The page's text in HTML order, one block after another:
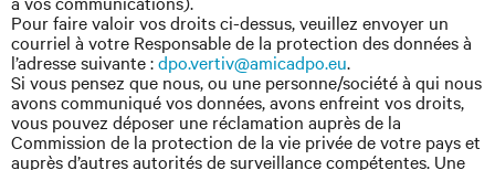
Pour faire valoir vos droits ci-dessus, veuillez envoyer un
courriel à votre Responsable de la protection des données à
l’adresse suivante :dpo.vertiv@amicadpo.eu.
Si vous pensez que nous, ou une personne/société à qui nous
avons communiqué vos données, avons enfreint vos droits,
vous pouvez déposer une réclamation auprès de la
Commission de la protection de la vie privée de votre pays et
auprès d’autres autorités de surveillance compétentes. Une